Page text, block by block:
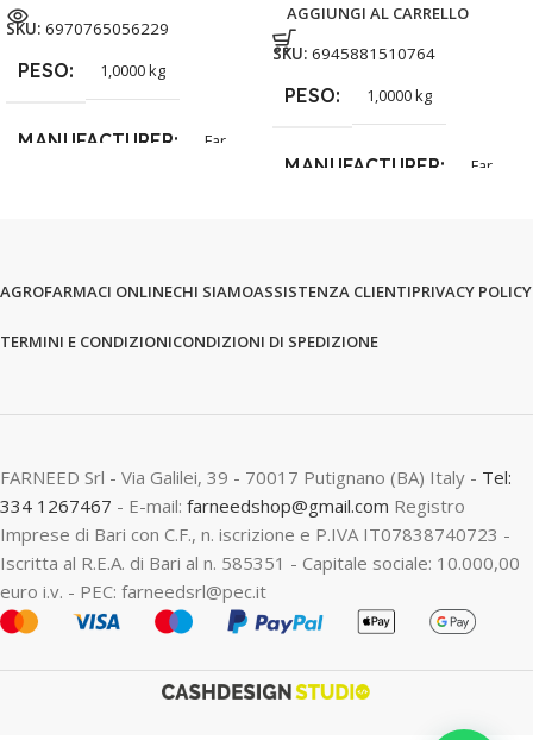
SKU: 6970765056229
PESO 1,0000 kg
MANUFACTURER Far
AGGIUNGI AL CARRELLO
SKU: 6945881510764
PESO 1,0000 kg
MANUFACTURER Far
AGROFARMACI ONLINECHI SIAMOASSISTENZA CLIENTIPRIVACY POLICY
TERMINI E CONDIZIONICONDIZIONI DI SPEDIZIONE
FARNEED Srl - Via Galilei, 39 - 70017 Putignano (BA) Italy - Tel:
334 1267467 - E-mail: farneedshop@gmail.com Registro
Imprese di Bari con C.F., n. iscrizione e P.IVA IT07838740723 -
Iscritta al R.E.A. di Bari al n. 585351 - Capitale sociale: 10.000,00
euro i.v. - PEC: farneedsrl@pec.it